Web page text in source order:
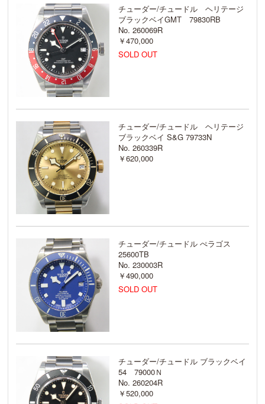
チューダー/チュードル ヘリテージ
ブラックベイGMT 79830RB
No. 260069R
￥470,000
SOLD OUT
チューダー/チュードル ヘリテージ
ブラックベイ S&G 79733N
No. 260339R
￥620,000
チューダー/チュードル ぺラゴス
25600TB
No. 230003R
￥490,000
SOLD OUT
チューダー/チュードル ブラックベイ
54 79000Ｎ
No. 260204R
￥520,000